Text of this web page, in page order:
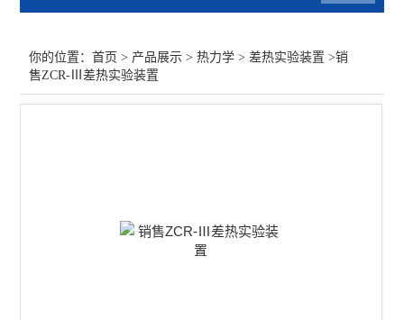
差示扫描量热仪
你的位置：首页 > 产品展示 >热力学 >差热实验装置 >销
售ZCR-Ⅲ差热实验装置